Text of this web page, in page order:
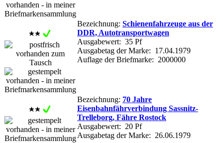
Bezeichnung: Schienenfahrzeuge aus der
DDR, Autotransportwagen
Ausgabewert: 35 Pf
Ausgabetag der Marke: 17.04.1979
Auflage der Briefmarke: 2000000
Bezeichnung: 70 Jahre
Eisenbahnfährverbindung Sassnitz-
Trelleborg, Fähre Rostock
Ausgabewert: 20 Pf
Ausgabetag der Marke: 26.06.1979